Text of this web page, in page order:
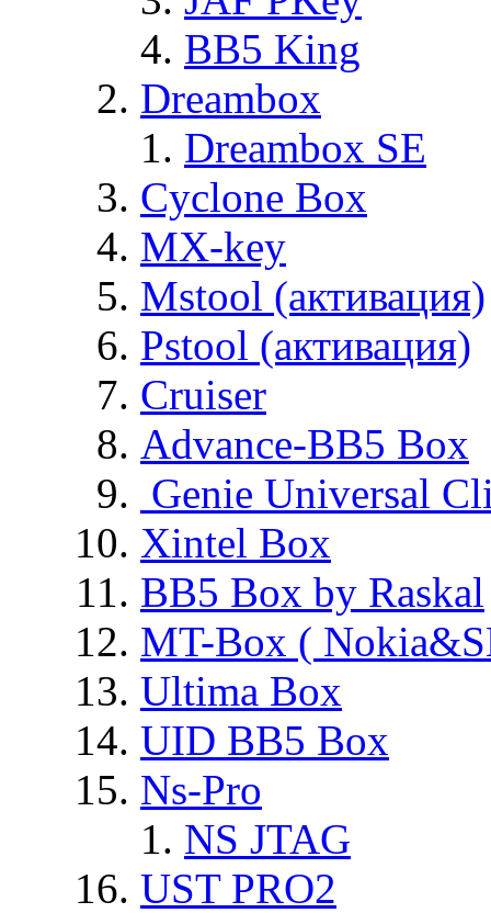
BB5 King
Dreambox
Dreambox SE
Cyclone Box
MX-key
Mstool (активация)
Pstool (активация)
Cruiser
Advance-BB5 Box
Genie Universal
Xintel Box
BB5 Box by Raskal
MT-Box (
Ultima Box
UID BB5 Box
Ns-Pro
NS JTAG
UST PRO2